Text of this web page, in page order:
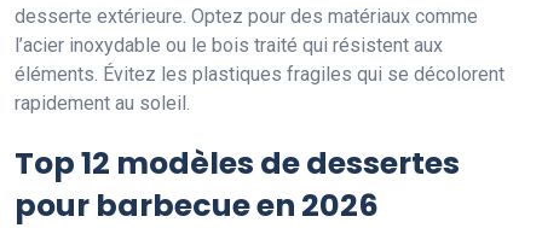
desserte extérieure. Optez pour des matériaux comme
l’acier inoxydable ou le bois traité qui résistent aux
éléments. Évitez les plastiques fragiles qui se décolorent
rapidement au soleil.
Top 12 modèles de dessertes
pour barbecue en 2026